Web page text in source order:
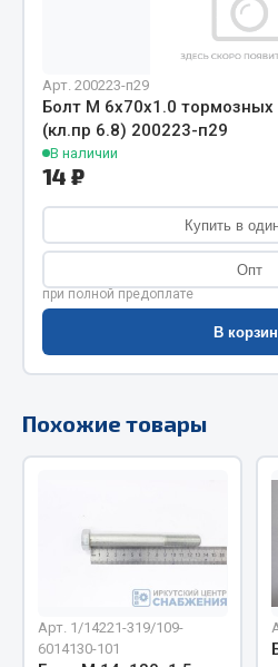
Тройники
Трубки, муфты, гайки
Угольники
Фитинги
Измерительный инструмент
Крепежный инструмент
Слесарный инструмент
Показать ещё
Арт. 200223-п29
Болт М 6х70х1.0
(кл.пр 6.8) 200223-п29
В наличии
14 ₽
Купить в
Опт
при полной предоплате
В
Похожие товары
Арт. 1/14221-319/109-
6014130-101